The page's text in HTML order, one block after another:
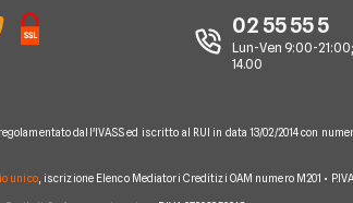
02 55 55 5
Lun-Ven 9:00-
14.00
dall'IVASS ed iscritto al RUI in data 13/02/2014 con
unico, iscrizione Elenco Mediatori Creditizi OAM numero M201 • P.IVA